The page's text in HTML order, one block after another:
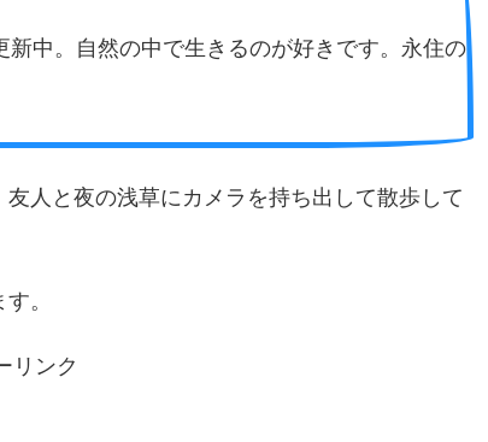
中。自然の中で生きるのが好きです。永住の
人と夜の浅草にカメラを持ち出して散歩して
。
リンク